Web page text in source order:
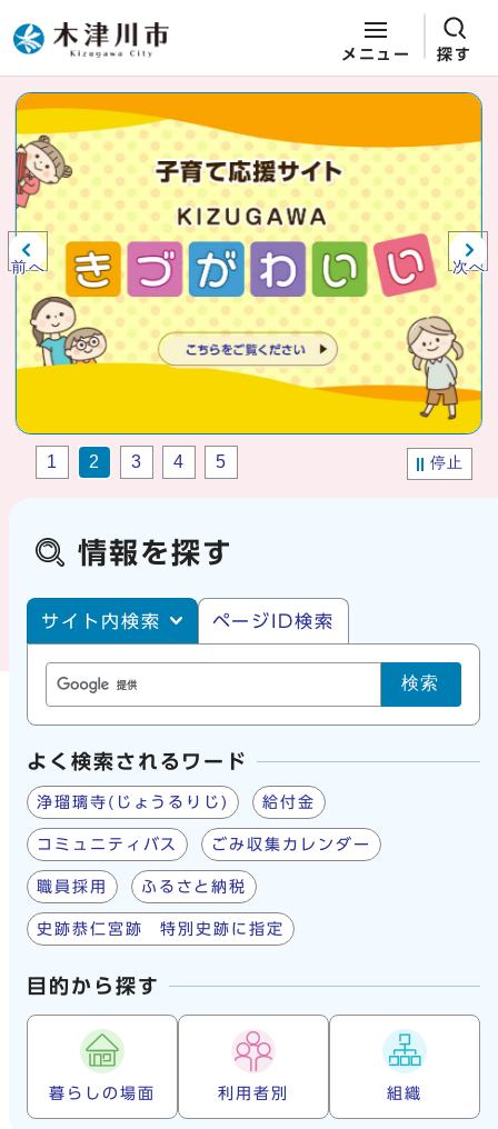
ページの先頭です
メニュー 探す
ここから本文です
ビジュアルエリア。木津川市役所か
らの紹介、お知らせ。
前へ 次へ
停止
1 2 3 4 5
情報を探す
サイト内・ページID検索
サイト内検索 ページID検索
検索
よく検索されるワード
浄瑠璃寺(じょうるりじ) 給付金
コミュニティバス ごみ収集カレンダー
職員採用 ふるさと納税
史跡恭仁宮跡 特別史跡に指定
目的から探す
暮らしの場面 利用者別 組織